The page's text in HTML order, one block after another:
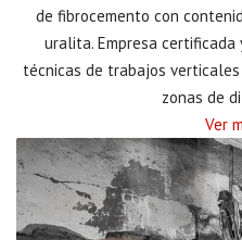
de fibrocemento con
uralita. Empresa certificada
técnicas de trabajos
zonas de
Ver